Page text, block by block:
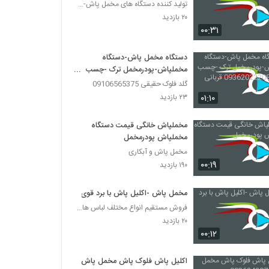
۰۰:۳۱
تولید کننده دستگاه های مخمل پاش-هیدروگرافیک-ابکاری
۲۰ بازدید
۰۱:۱۰
دستگاه مخمل پاش-دستگاه
مخملپاش-پودرمخمل ترک -چسب
مخمل- 09362022208 قربانی
گلد فلوک حقیقی 09106565375
۲۳ بازدید
۰۰:۱۹
مخملپاش خانگی قیمت دستگاه
مخملپاش پودرمخمل
مخمل پاش و آبکاری
۱۹۰ بازدید
۰۰:۱۲
مخمل پاش -اکلیل پاش با برد قوی
فروش مستقیم انواع مختلف لباس های زنانه و دخترانه و
۲۰ بازدید
اکلیل پاش فلوک پاش مخمل پاش